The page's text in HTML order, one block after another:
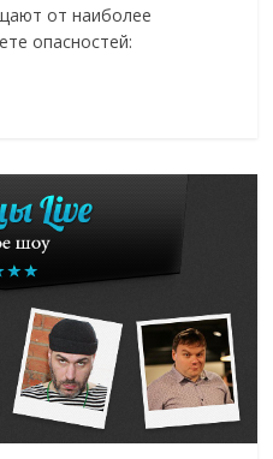
от наиболее
опасностей: